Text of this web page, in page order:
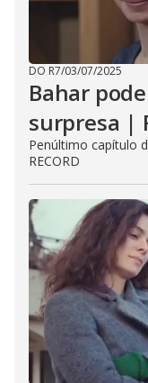
DO R7/03/07/2025
Bahar
surpresa |
Penúltimo capítulo
RECORD